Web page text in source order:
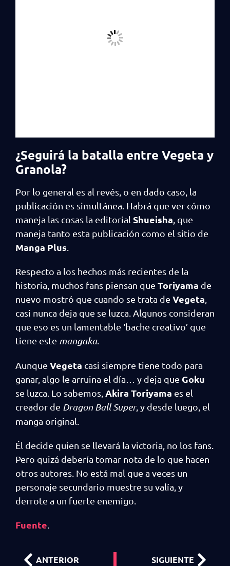
¿Seguirá la batalla entre Vegeta y
Granola?
Por lo general es al revés, o en dado caso, la
publicación es simultánea. Habrá que ver cómo
maneja las cosas la editorial Shueisha , que
maneja tanto esta publicación como el sitio de
Manga Plus
Respecto a los hechos más recientes de la
historia, muchos fans piensan que Toriyama de
nuevo mostró que cuando se trata de Vegeta
casi nunca deja que se luzca. Algunos consideran
que eso es un lamentable ‘bache creativo’ que
tiene este mangaka.
Aunque Vegeta casi siempre tiene todo para
ganar, algo le arruina el día… y deja que Goku
se luzca. Lo sabemos, Akira Toriyama es el
creador de Dragon Ball Super, y desde luego, el
manga original.
Él decide quien se llevará la victoria, no los fans.
Pero quizá debería tomar nota de lo que hacen
otros autores. No está mal que a veces un
personaje secundario muestre su valía, y
derrote a un fuerte enemigo.
Fuente
ANTERIOR SIGUIENTE